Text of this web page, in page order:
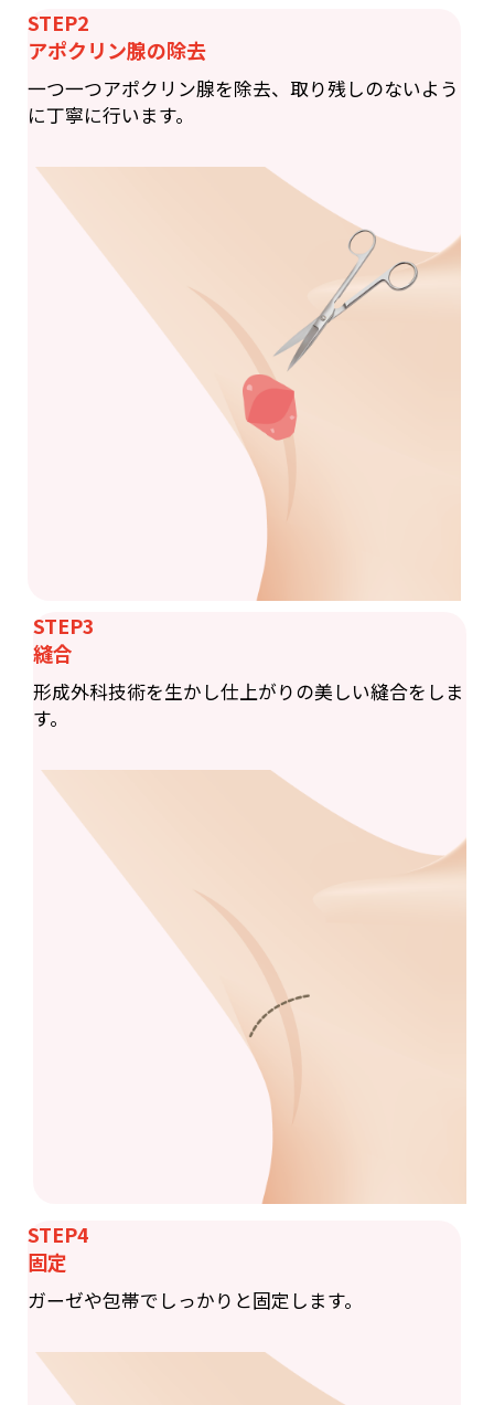
STEP2
アポクリン腺の除去
一つ一つアポクリン腺を除去、取り残しのないよう
に丁寧に行います。
STEP3
縫合
形成外科技術を生かし仕上がりの美しい縫合をしま
す。
STEP4
固定
ガーゼや包帯でしっかりと固定します。